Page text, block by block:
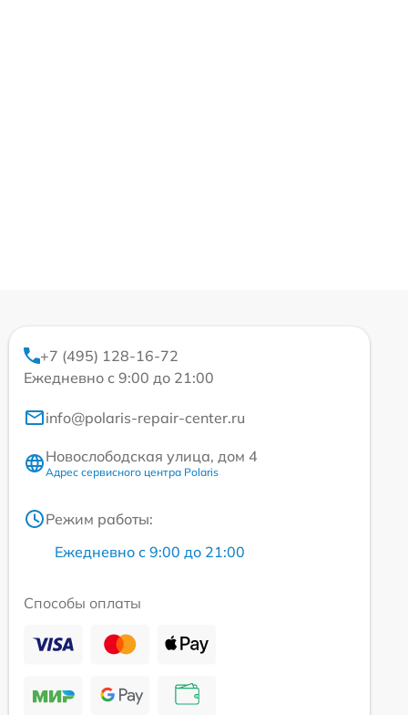
+7 (495) 128-16-72
Ежедневно с 9:00 до 21:00
info@polaris-repair-center.ru
Новослободская улица, дом 4
Адрес сервисного центра Polaris
Режим работы:
Ежедневно с 9:00 до 21:00
Способы оплаты